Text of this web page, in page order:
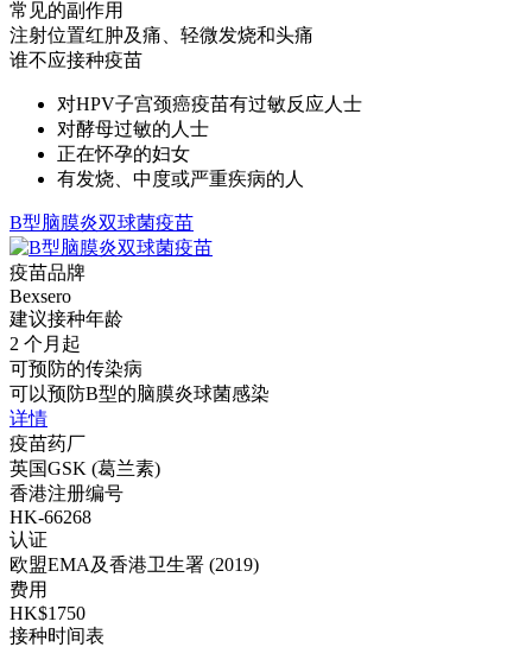
常见的副作用
注射位置红肿及痛、轻微发烧和头痛
谁不应接种疫苗
对HPV子宫颈癌疫苗有过敏反应人士
对酵母过敏的人士
正在怀孕的妇女
有发烧、中度或严重疾病的人
B型脑膜炎双球菌疫苗
疫苗品牌
Bexsero
建议接种年龄
2 个月起
可预防的传染病
可以预防B型的脑膜炎球菌感染
详情
疫苗药厂
英国GSK (葛兰素)
香港注册编号
HK-66268
认证
欧盟EMA及香港卫生署 (2019)
费用
HK$1750
接种时间表